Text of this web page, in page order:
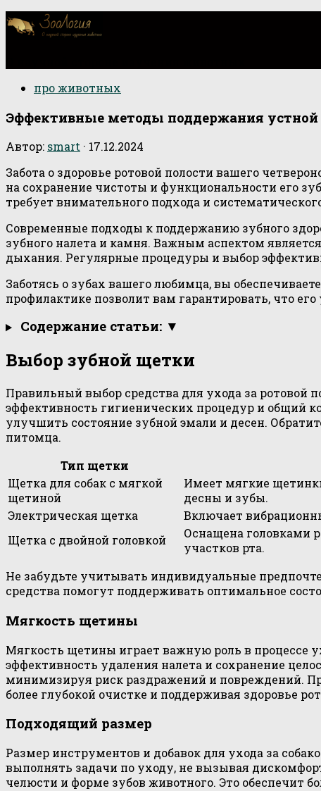
про животных
Эффективные методы поддержания устной
Автор: smart · 17.12.2024
Забота о здоровье ротовой полости вашего
на сохранение чистоты и функциональности его
требует внимательного подхода и
Современные подходы к поддержанию зубного
зубного налета и камня. Важным аспектом
дыхания. Регулярные процедуры и выбор
Заботясь о зубах вашего любимца, вы
профилактике позволит вам гарантировать, что
Содержание статьи: ▼
Выбор зубной щетки
Правильный выбор средства для ухода за ротовой
эффективность гигиенических процедур и общий
улучшить состояние зубной эмали и десен.
питомца.
Тип щетки
Щетка для собак с мягкой
щетиной
Имеет мягкие
десны и зубы.
Электрическая щетка
Включает
Щетка с двойной головкой
Оснащена головками
участков рта.
Не забудьте учитывать индивидуальные
средства помогут поддерживать оптимальное
Мягкость щетины
Мягкость щетины играет важную роль в процессе
эффективность удаления налета и сохранение
минимизируя риск раздражений и повреждений.
более глубокой очистке и поддерживая здоровье
Подходящий размер
Размер инструментов и добавок для ухода за
выполнять задачи по уходу, не вызывая
челюсти и форме зубов животного. Это обеспечит